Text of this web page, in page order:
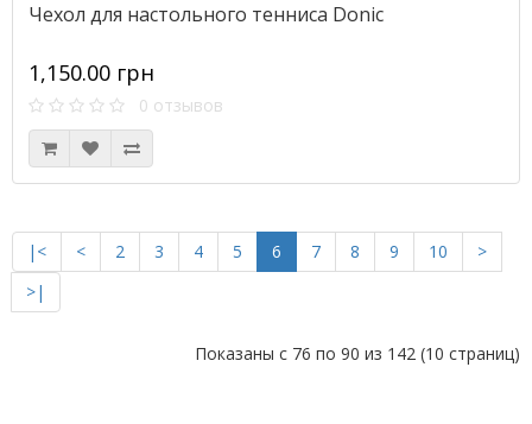
Чехол для настольного тенниса Donic
1,150.00 грн
0 отзывов
|< < 2 3 4 5 6 7 8 9 10
>
>|
Показаны с 76 по 90 из 142 (10 страниц)